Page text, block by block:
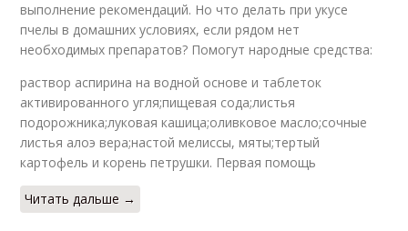
выполнение рекомендаций. Но что делать при укусе
пчелы в домашних условиях, если рядом нет
необходимых препаратов? Помогут народные средства:
раствор аспирина на водной основе и таблеток
активированного угля;пищевая сода;листья
подорожника;луковая кашица;оливковое масло;сочные
листья алоэ вера;настой мелиссы, мяты;тертый
картофель и корень петрушки. Первая помощь
Читать дальше →